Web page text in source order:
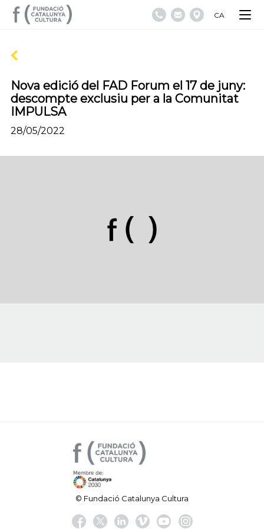
CA
Nova edició del FAD Forum el 17 de juny:
descompte exclusiu per a la Comunitat
IMPULSA
28/05/2022
© Fundació Catalunya Cultura